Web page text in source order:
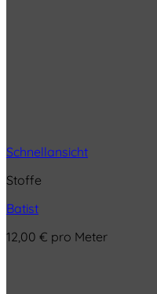
Schnellansicht
Stoffe
Batist
12,00 € pro Meter